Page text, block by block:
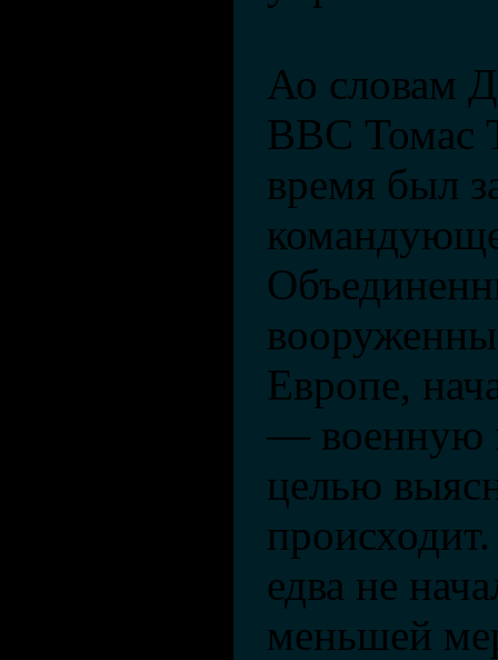
Ао словам
ВВС Томас
время был
Европе,
— военную
целью
едва не
меньшей